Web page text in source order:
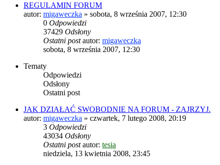
REGULAMIN FORUM
autor: migaweczka » sobota, 8 września 2007, 12:30
0 Odpowiedzi
37429 Odsłony
Ostatni postautor: migaweczka
sobota, 8 września 2007, 12:30
Tematy
Odpowiedzi
Odsłony
Ostatni post
JAK DZIAŁAĆ SWOBODNIE NA FORUM - ZAJRZYJ.
autor: migaweczka » czwartek, 7 lutego 2008, 20:19
3 Odpowiedzi
43034 Odsłony
Ostatni postautor: tesia
niedziela, 13 kwietnia 2008, 23:45